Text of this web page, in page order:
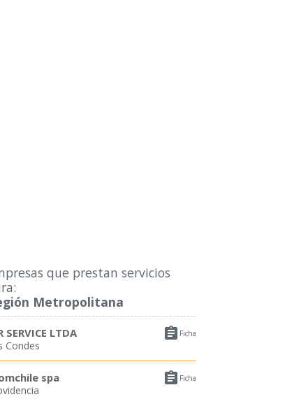
que prestan servicios
Metropolitana
 Ficha
SERVICE LTDA
Condes
 Ficha
spa